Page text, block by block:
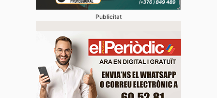
Publicitat